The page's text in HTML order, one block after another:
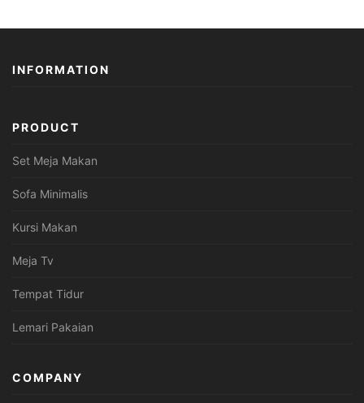
INFORMATION
PRODUCT
Set Meja Makan
Sofa Minimalis
Kursi Makan
Meja Tv
Tempat Tidur
Lemari Pakaian
COMPANY